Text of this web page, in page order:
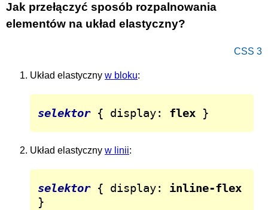
Jak przełączyć sposób rozpalnowania
elementów na układ elastyczny?
CSS 3
Układ elastyczny w bloku:
selektor { display: flex }
Układ elastyczny w linii:
selektor { display: inline-flex
}